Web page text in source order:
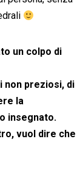
un colpo di
non preziosi, di
la
insegnato.
vuol dire che